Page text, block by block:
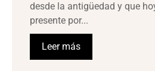
desde la antigüedad y que
presente por...
Leer más